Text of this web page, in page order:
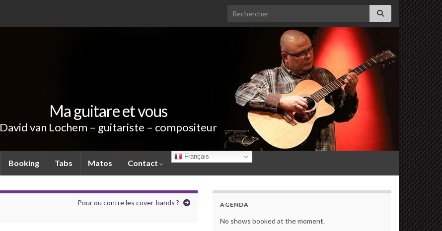
Search for:
Ma guitare et vous
David van Lochem – guitariste – compositeur
Booking Tabs Matos Contact
Français
Pour ou contre les cover-bands ? AGENDA
No shows booked at the moment.